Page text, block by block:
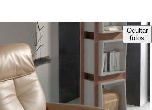
Ocultar
fotos